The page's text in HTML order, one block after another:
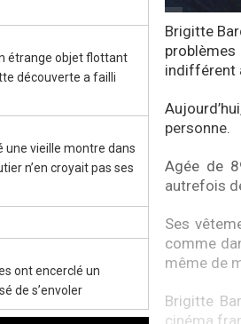
Brigitte
indifférent
personne.
Agée de
autrefois
Ses
comme
même de
Brigitte
étrange objet flottant
découverte a failli
une vieille montre dans
n’en croyait pas ses
ont encerclé un
de s’envoler